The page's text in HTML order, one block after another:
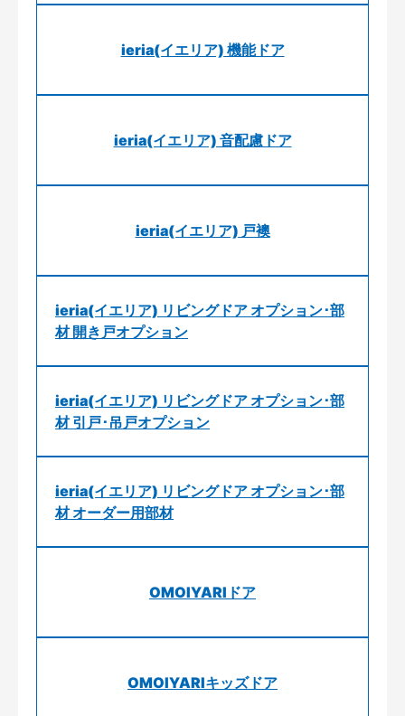
ieria(イエリア) 機能ドア
ieria(イエリア) 音配慮ドア
ieria(イエリア) 戸襖
ieria(イエリア) リビングドア オプション･部
材 開き戸オプション
ieria(イエリア) リビングドア オプション･部
材 引戸･吊戸オプション
ieria(イエリア) リビングドア オプション･部
材 オーダー用部材
OMOIYARIドア
OMOIYARIキッズドア